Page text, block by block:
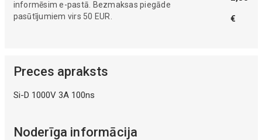
informēsim e-pastā. Bezmaksas piegāde
pasūtījumiem virs 50 EUR.
€
Preces apraksts
Si-D 1000V 3A 100ns
Noderīga informācija